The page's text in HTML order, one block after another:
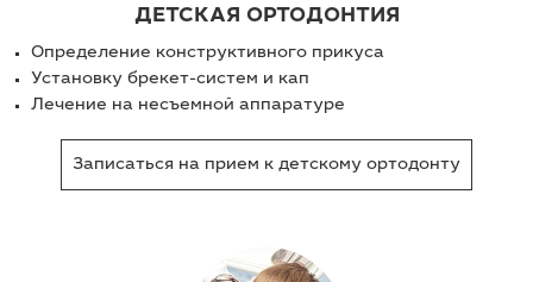
ДЕТСКАЯ ОРТОДОНТИЯ
Определение конструктивного прикуса
Установку брекет-систем и кап
Лечение на несъемной аппаратуре
Записаться на прием к детскому ортодонту